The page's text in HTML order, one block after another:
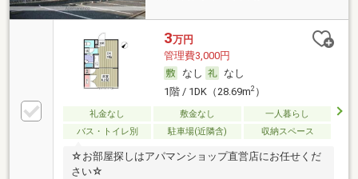
3万円
管理費3,000円
なし
なし
1階 / 1DK（28.69m2）
礼金なし 敷金なし
一人暮らし
バス・トイレ別
駐車場(近隣含) 収納スペース
☆お部屋探しはアパマンショップ直営店にお任せくだ
さい☆